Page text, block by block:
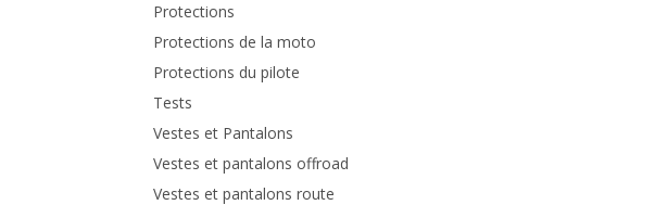
Protections
Protections de la moto
Protections du pilote
Tests
Vestes et Pantalons
Vestes et pantalons offroad
Vestes et pantalons route